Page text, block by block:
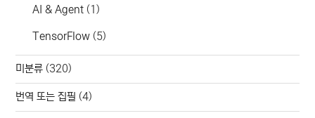
AI & Agent (1)
TensorFlow (5)
미분류 (320)
번역 또는 집필 (4)